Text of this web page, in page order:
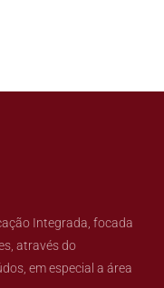
Integrada, focada
através do
em especial a área